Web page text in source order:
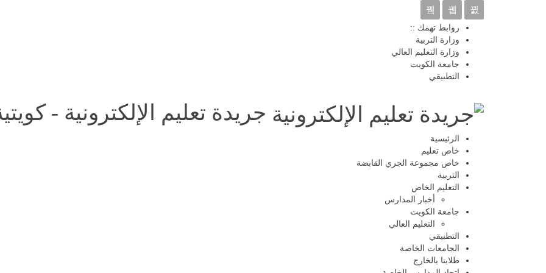
روابط تهمك ::
وزارة التربية
وزارة التعليم العالي
جامعة الكويت
التطبيقي
جريدة تعليم الإلكترونية -
الرئيسية
خاص تعليم
خاص مجموعة الجري القابضة
التربية
التعليم الخاص
أخبار المدارس
جامعة الكويت
التعليم العالي
التطبيقي
الجامعات الخاصة
طلابنا بالخارج